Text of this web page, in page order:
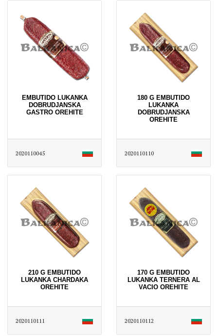
EMBUTIDO LUKANKA
DOBRUDJANSKA
GASTRO OREHITE
2020110045
180 G EMBUTIDO
LUKANKA
DOBRUDJANSKA
OREHITE
2020110110
210 G EMBUTIDO
LUKANKA CHARDAKA
OREHITE
2020110111
170 G EMBUTIDO
LUKANKA TERNERA AL
VACIO OREHITE
2020110112